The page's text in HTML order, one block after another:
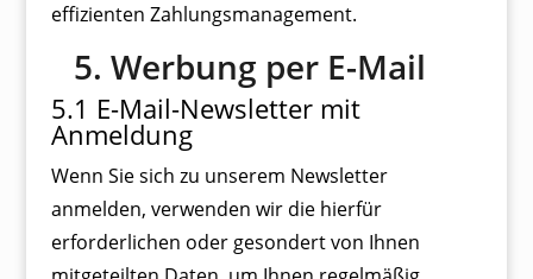
effizienten Zahlungsmanagement.
5. Werbung per E-Mail
5.1 E-Mail-Newsletter mit
Anmeldung
Wenn Sie sich zu unserem Newsletter
anmelden, verwenden wir die hierfür
erforderlichen oder gesondert von Ihnen